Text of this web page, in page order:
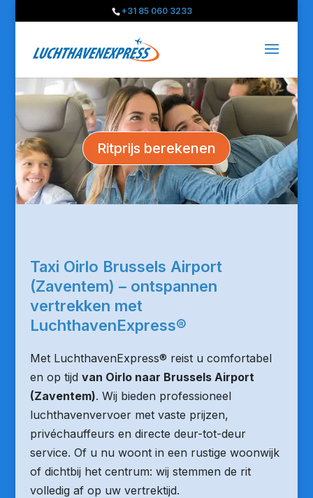
+31 85 060 3233
Ritprijs berekenen
Taxi Oirlo Brussels Airport
(Zaventem) – ontspannen
vertrekken met
LuchthavenExpress®
Met LuchthavenExpress® reist u comfortabel
en op tijd van Oirlo naar Brussels Airport
(Zaventem). Wij bieden professioneel
luchthavenvervoer met vaste prijzen,
privéchauffeurs en directe deur-tot-deur
service. Of u nu woont in een rustige woonwijk
of dichtbij het centrum: wij stemmen de rit
volledig af op uw vertrektijd.